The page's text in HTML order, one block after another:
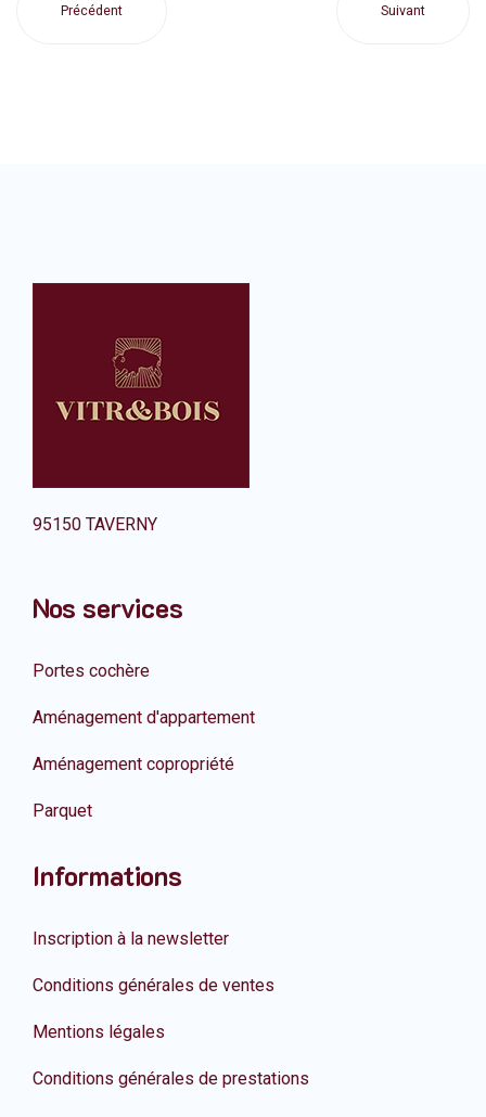
Précédent Suivant
95150 TAVERNY
Nos services
Portes cochère
Aménagement d'appartement
Aménagement copropriété
Parquet
Informations
Inscription à la newsletter
Conditions générales de ventes
Mentions légales
Conditions générales de prestations